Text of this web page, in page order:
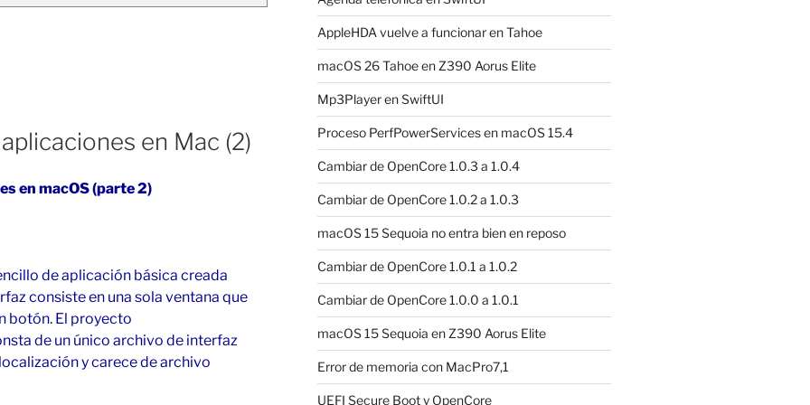
en Mac (2)
en macOS (parte 2)
de aplicación básica creada
consiste en una sola ventana que
botón. El proyecto
de un único archivo de interfaz
y carece de archivo
AppleHDA vuelve a funcionar en Tahoe
macOS 26 Tahoe en Z390 Aorus Elite
Mp3Player en SwiftUI
Proceso PerfPowerServices en macOS 15.4
Cambiar de OpenCore 1.0.3 a 1.0.4
Cambiar de OpenCore 1.0.2 a 1.0.3
macOS 15 Sequoia no entra bien en reposo
Cambiar de OpenCore 1.0.1 a 1.0.2
Cambiar de OpenCore 1.0.0 a 1.0.1
macOS 15 Sequoia en Z390 Aorus Elite
Error de memoria con MacPro7,1
UEFI Secure Boot y OpenCore